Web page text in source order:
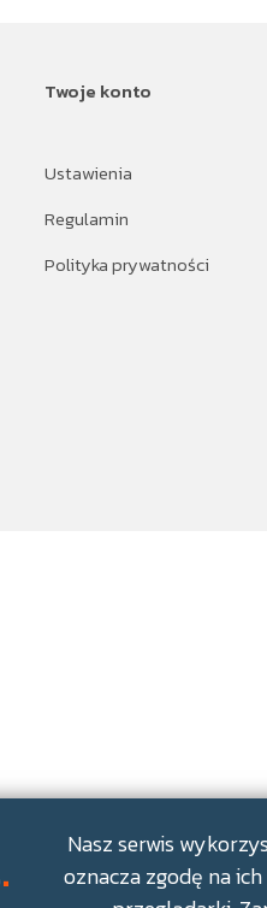
Twoje konto
Ustawienia
Regulamin
Polityka prywatności
.
Nasz serwis
oznacza zgodę na